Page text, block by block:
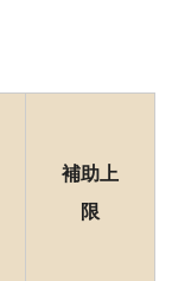
補助上
限